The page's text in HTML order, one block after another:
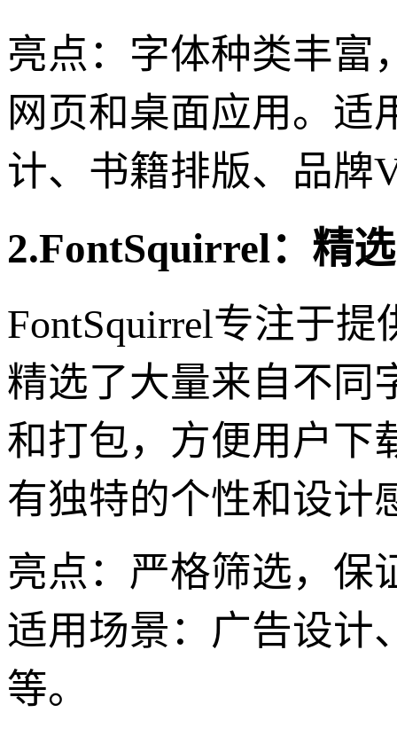
亮点：字体种类丰富
网页和桌面应用。适
计、书籍排版、品牌
2.FontSquirrel：精
FontSquirrel专注于
精选了大量来自不同
和打包，方便用户下
有独特的个性和设计
亮点：严格筛选，保
适用场景：广告设计
等。